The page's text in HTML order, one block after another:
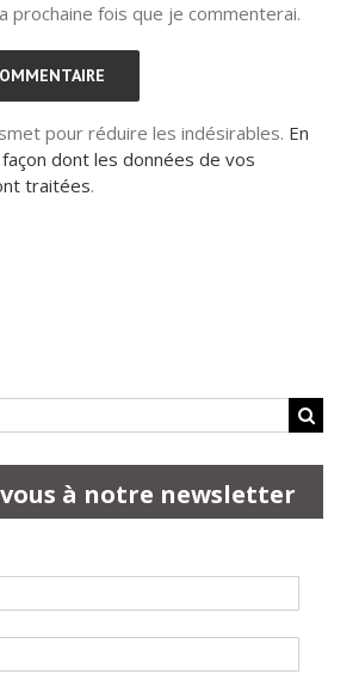
prochaine fois que je commenterai.
pour réduire les indésirables. En
dont les données de vos
traitées.
à notre newsletter